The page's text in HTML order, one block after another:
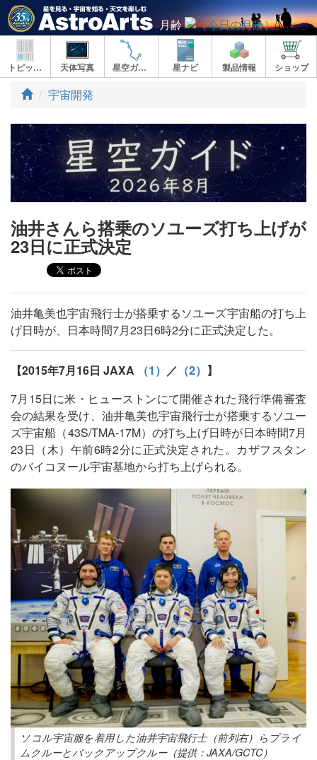
月齢
トピックス 天体写真 星空ガイド 星ナビ 製品情報 ショップ
ト
プ
宇宙開発
油井さんら搭乗のソユーズ打ち上げが
23日に正式決定
油井亀美也宇宙飛行士が搭乗するソユーズ宇宙船の打ち上
げ日時が、日本時間7月23日6時2分に正式決定した。
【2015年7月16日 JAXA （1） ／ （2） 】
7月15日に米・ヒューストンにて開催された飛行準備審査
会の結果を受け、油井亀美也宇宙飛行士が搭乗するソユー
ズ宇宙船（43S/TMA-17M）の打ち上げ日時が日本時間7月
23日（木）午前6時2分に正式決定された。カザフスタン
のバイコヌール宇宙基地から打ち上げられる。
ソコル宇宙服を着用した油井宇宙飛行士（前列右）らプライ
ムクルーとバックアップクルー（提供：JAXA/GCTC）